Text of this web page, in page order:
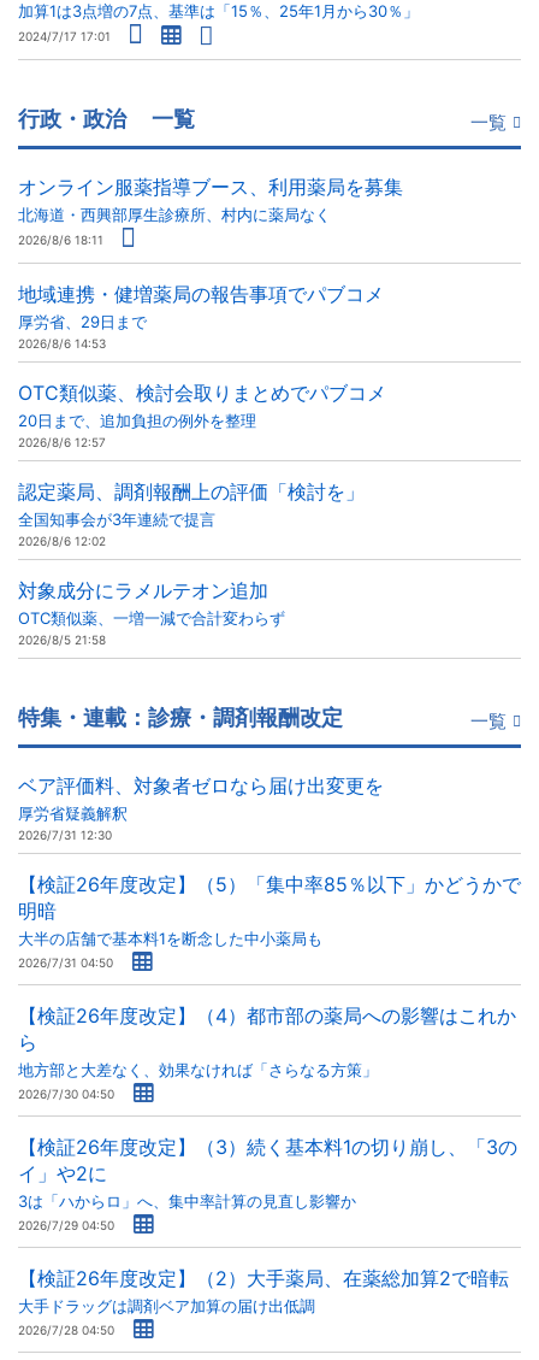
加算1は3点増の7点、基準は「15％、25年1月から30％」
2024/7/17 17:01
行政・政治 一覧 一覧
オンライン服薬指導ブース、利用薬局を募集
北海道・西興部厚生診療所、村内に薬局なく
2026/8/6 18:11
地域連携・健増薬局の報告事項でパブコメ
厚労省、29日まで
2026/8/6 14:53
OTC類似薬、検討会取りまとめでパブコメ
20日まで、追加負担の例外を整理
2026/8/6 12:57
認定薬局、調剤報酬上の評価「検討を」
全国知事会が3年連続で提言
2026/8/6 12:02
対象成分にラメルテオン追加
OTC類似薬、一増一減で合計変わらず
2026/8/5 21:58
特集・連載：診療・調剤報酬改定 一覧
ベア評価料、対象者ゼロなら届け出変更を
厚労省疑義解釈
2026/7/31 12:30
【検証26年度改定】（5）「集中率85％以下」かどうかで
明暗
大半の店舗で基本料1を断念した中小薬局も
2026/7/31 04:50
【検証26年度改定】（4）都市部の薬局への影響はこれか
ら
地方部と大差なく、効果なければ「さらなる方策」
2026/7/30 04:50
【検証26年度改定】（3）続く基本料1の切り崩し、「3の
イ」や2に
3は「ハからロ」へ、集中率計算の見直し影響か
2026/7/29 04:50
【検証26年度改定】（2）大手薬局、在薬総加算2で暗転
大手ドラッグは調剤ベア加算の届け出低調
2026/7/28 04:50